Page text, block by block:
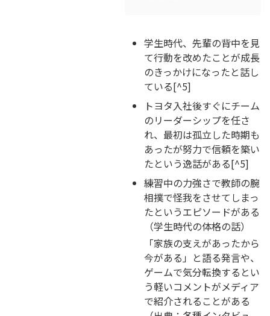
学生時代、先輩の背中を見
て行動を改めたことが成長
のきっかけになったと話し
ている[^5]
トヨタ入社後すぐにチーム
のリーダーシップを任さ
れ、最初は孤立した時期も
あったが努力で信頼を築い
たという逸話がある[^5]
練習中の力強さで教師の腕
相撲で怪我をさせてしまっ
たというエピソードがある
（学生時代の体格の話）
「家族の支えがあったから
今がある」と語る発言や、
ゲームで気分転換するとい
う軽いコメントがメディア
で紹介されることがある